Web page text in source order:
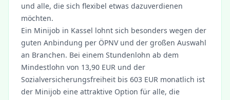
und alle, die sich flexibel etwas dazuverdienen
möchten.
Ein Minijob in Kassel lohnt sich besonders wegen der
guten Anbindung per ÖPNV und der großen Auswahl
an Branchen. Bei einem Stundenlohn ab dem
Mindestlohn von 13,90 EUR und der
Sozialversicherungsfreiheit bis 603 EUR monatlich ist
der Minijob eine attraktive Option für alle, die